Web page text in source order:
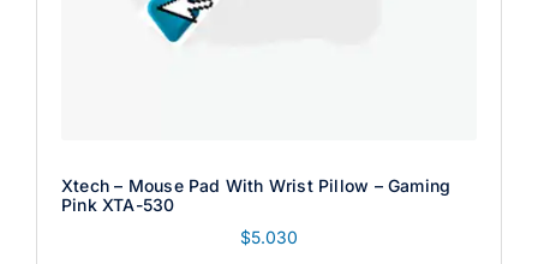
Xtech – Mouse Pad With Wrist Pillow – Gaming
Pink XTA-530
$5.030